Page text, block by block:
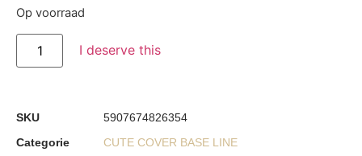
Op voorraad
I deserve this
SKU
5907674826354
Categorie
CUTE COVER BASE LINE